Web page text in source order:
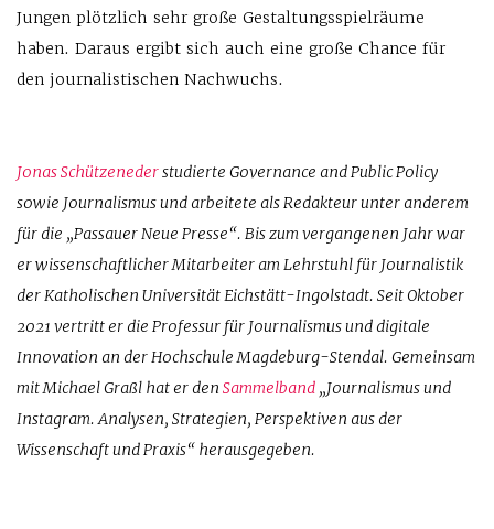
Jungen plötzlich sehr große Gestaltungsspielräume
haben. Daraus ergibt sich auch eine große Chance für
den journalistischen Nachwuchs.
Jonas Schützenederstudierte Governance and Public Policy
sowie Journalismus und arbeitete als Redakteur unter anderem
für die „Passauer Neue Presse“. Bis zum vergangenen Jahr war
er wissenschaftlicher Mitarbeiter am Lehrstuhl für Journalistik
der Katholischen Universität Eichstätt-Ingolstadt. Seit Oktober
2021 vertritt er die Professur für Journalismus und digitale
Innovation an der Hochschule Magdeburg-Stendal. Gemeinsam
mit Michael Graßl hat er den Sammelband „Journalismus und
Instagram. Analysen, Strategien, Perspektiven aus der
Wissenschaft und Praxis“ herausgegeben.